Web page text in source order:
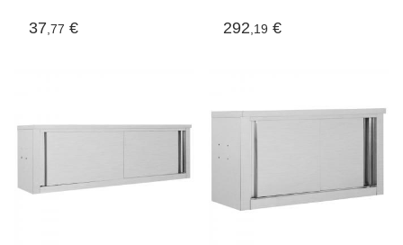
carbone (Noir)
37,77 €
120x40x50 cm Inox
(Gris)
292,19 €